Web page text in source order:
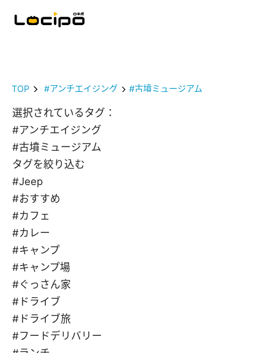
TOP #アンチエイジング #古墳ミュージアム
選択されているタグ：
#アンチエイジング
#古墳ミュージアム
タグを絞り込む
#Jeep
#おすすめ
#カフェ
#カレー
#キャンプ
#キャンプ場
#ぐっさん家
#ドライブ
#ドライブ旅
#フードデリバリー